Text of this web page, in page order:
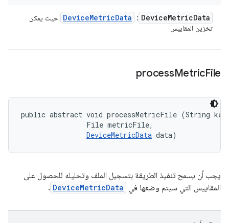
DeviceMetricData
:
DeviceMetricData
حيث يمكن
تخزين المقاييس
processMetricFile
public abstract void processMetricFile (String
                File metricFile,
DeviceMetricData data)
يجب أن يسمح تنفيذ الطريقة بتسجيل الملف وتحليله للحصول على
المقاييس التي سيتم وضعها في DeviceMetricData
.